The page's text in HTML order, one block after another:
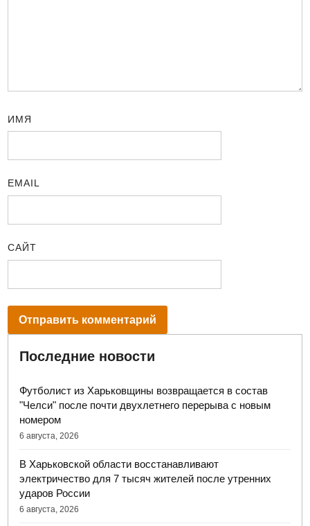
ИМЯ
EMAIL
САЙТ
Последние новости
Футболист из Харьковщины возвращается в состав
"Челси" после почти двухлетнего перерыва с новым
номером
6 августа, 2026
В Харьковской области восстанавливают
электричество для 7 тысяч жителей после утренних
ударов России
6 августа, 2026